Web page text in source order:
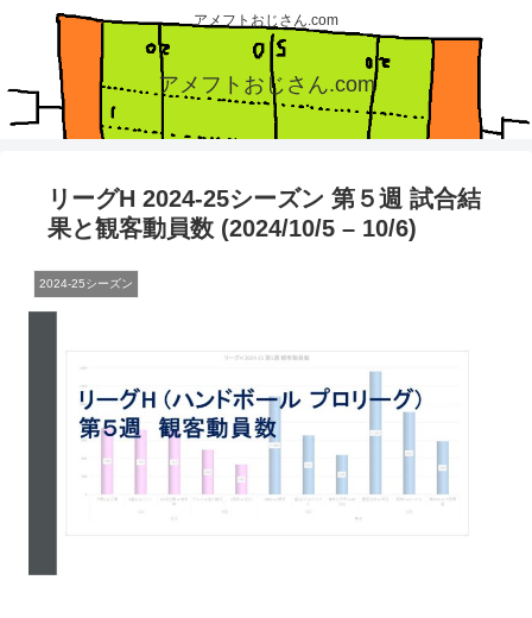
アメフトおじさん.com
アメフトおじさん.com
リーグH 2024-25シーズン 第５週 試合結
果と観客動員数 (2024/10/5 – 10/6)
2024-25シーズン